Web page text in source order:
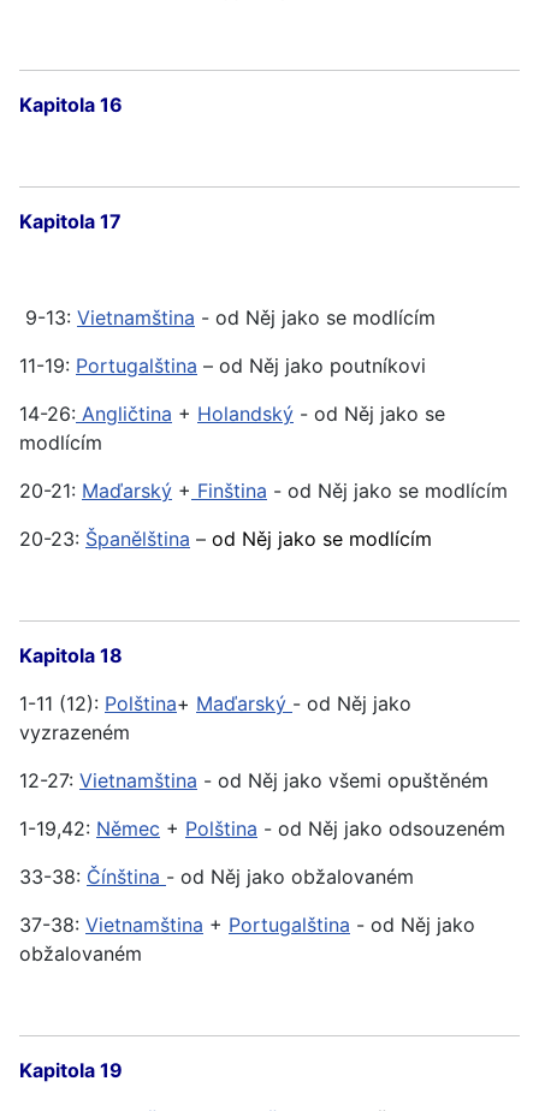
Kapitola 16
Kapitola 17
9-13: Vietnamština - od Něj jako se modlícím
11-19: Portugalština – od Něj jako poutníkovi
14-26: Angličtina + Holandský - od Něj jako se
modlícím
20-21: Maďarský + Finština - od Něj jako se modlícím
20-23: Španělština – od Něj jako se modlícím
Kapitola 18
1-11 (12): Polština+ Maďarský - od Něj jako
vyzrazeném
12-27: Vietnamština - od Něj jako všemi opuštěném
1-19,42: Němec + Polština - od Něj jako odsouzeném
33-38: Čínština - od Něj jako obžalovaném
37-38: Vietnamština + Portugalština - od Něj jako
obžalovaném
Kapitola 19